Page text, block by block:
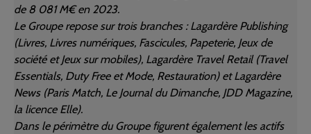
de 8 081 M€ en 2023.
Le Groupe repose sur trois branches : Lagardère Publishing
(Livres, Livres numériques, Fascicules, Papeterie, Jeux de
société et Jeux sur mobiles), Lagardère Travel Retail (Travel
Essentials, Duty Free et Mode, Restauration) et Lagardère
News (Paris Match, Le Journal du Dimanche, JDD Magazine,
la licence Elle).
Dans le périmètre du Groupe figurent également les actifs